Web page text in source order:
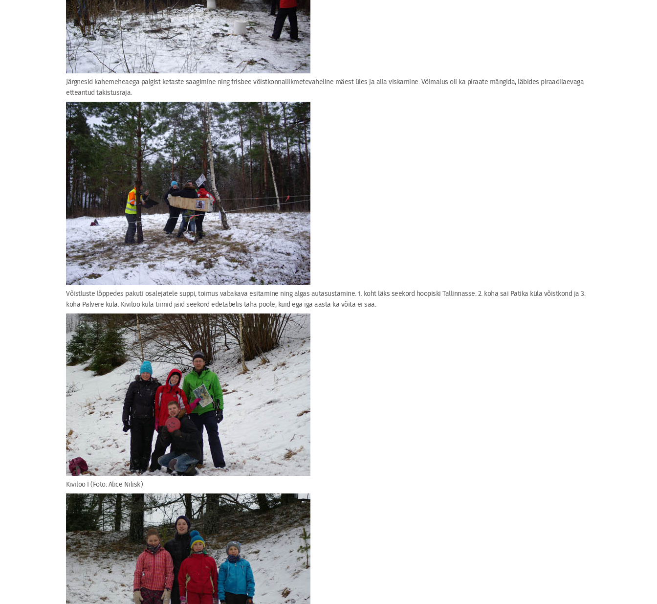
Järgnesid kahemeheaega palgist ketaste saagimine ning frisbee võistkonnaliikmetevaheline mäest üles ja alla viskamine. Võimalus oli ka piraate mängida, läbides piraadilaevaga
etteantud takistusraja.
Võistluste lõppedes pakuti osalejatele suppi, toimus vabakava esitamine ning algas autasustamine. 1. koht läks seekord hoopiski Tallinnasse. 2. koha sai Patika küla võistkond ja 3.
koha Palvere küla. Kiviloo küla tiimid jäid seekord edetabelis taha poole, kuid ega iga aasta ka võita ei saa.
Kiviloo I (Foto: Alice Nilisk)